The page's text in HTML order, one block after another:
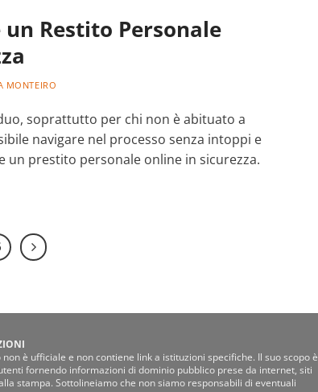
un Restito Personale
MONTEIRO
soprattutto per chi non è abituato a
navigare nel processo senza intoppi e
un prestito personale online in sicurezza.
non è ufficiale e non contiene link a istituzioni specifiche. Il suo scopo è
fornendo informazioni di dominio pubblico prese da internet, siti
stampa. Sottolineiamo che non siamo responsabili di eventuali